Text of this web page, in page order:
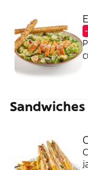
Sandwiches